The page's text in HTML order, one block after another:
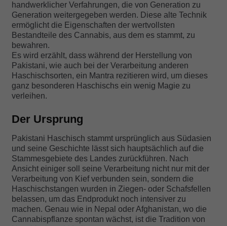
handwerklicher Verfahrungen, die von Generation zu
Generation weitergegeben werden. Diese alte Technik
ermöglicht die Eigenschaften der wertvollsten
Bestandteile des Cannabis, aus dem es stammt, zu
bewahren.
Es wird erzählt, dass während der Herstellung von
Pakistani, wie auch bei der Verarbeitung anderen
Haschischsorten, ein Mantra rezitieren wird, um dieses
ganz besonderen Haschischs ein wenig Magie zu
verleihen.
Der Ursprung
Pakistani Haschisch stammt ursprünglich aus Südasien
und seine Geschichte lässt sich hauptsächlich auf die
Stammesgebiete des Landes zurückführen. Nach
Ansicht einiger soll seine Verarbeitung nicht nur mit der
Verarbeitung von Kief verbunden sein, sondern die
Haschischstangen wurden in Ziegen- oder Schafsfellen
belassen, um das Endprodukt noch intensiver zu
machen. Genau wie in Nepal oder Afghanistan, wo die
Cannabispflanze spontan wächst, ist die Tradition von